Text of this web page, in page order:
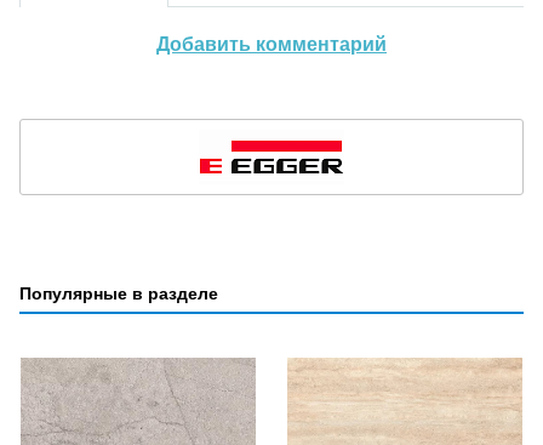
Добавить комментарий
Популярные в разделе